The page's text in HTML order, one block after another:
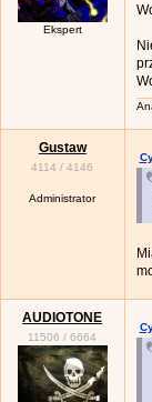
Ekspert
Gustaw
4114 /4146
Administrator
AUDIOTONE
11506 /6664